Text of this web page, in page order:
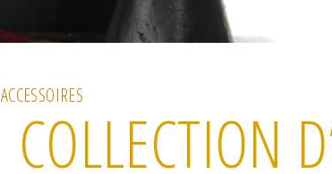
ACCESSOIRES
COLLECTION